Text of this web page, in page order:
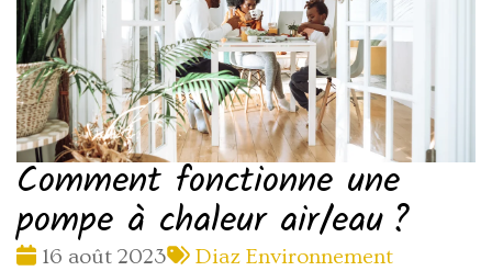
Comment fonctionne une
pompe à chaleur air/eau ?
Date
16 août 2023
Tags
Diaz Environnement